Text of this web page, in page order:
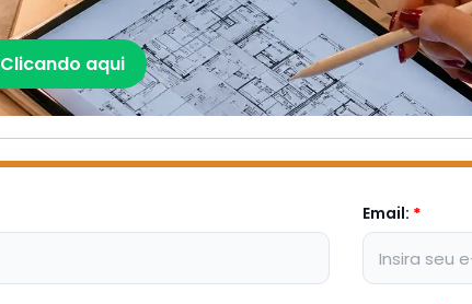
Clicando aqui
Email: *